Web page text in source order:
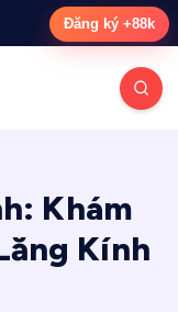
Khám
Kính
Đăng ký +88k